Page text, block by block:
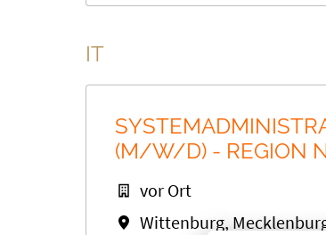
IT
(M/W/D) - REGION
vor Ort
Wittenburg,